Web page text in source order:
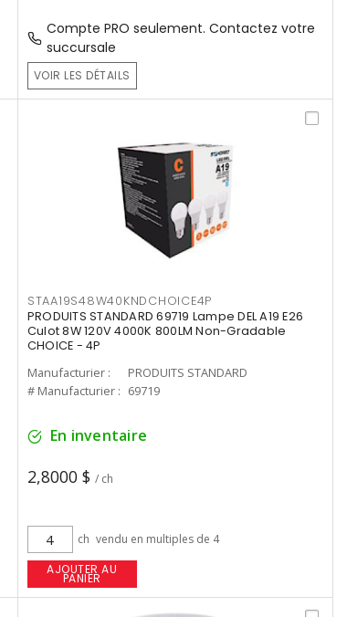
Compte PRO seulement. Contactez votre
succursale
VOIR LES DÉTAILS
STAA19S48W40KNDCHOICE4P
PRODUITS STANDARD 69719 Lampe DEL A19 E26
Culot 8W 120V 4000K 800LM Non-Gradable
CHOICE - 4P
Manufacturier :
PRODUITS STANDARD
# Manufacturier : 69719
En inventaire
2,8000 $ / ch
ch vendu en multiples de 4
AJOUTER AU
PANIER